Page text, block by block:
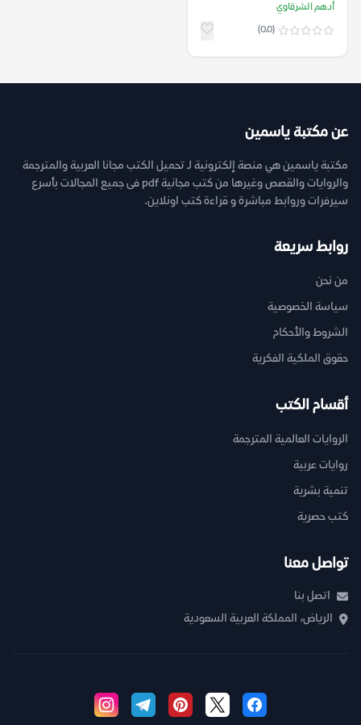
أدهم الشرقاوي
(0.0)
عن مكتبة ياسمين
مكتبة ياسمين هي منصة إلكترونية لـ تحميل الكتب مجانا العربية والمترجمة
والروايات والقصص وغيرها من كتب مجانية pdf فى جميع المجالات بأسرع
سيرفرات وروابط مباشرة و قراءة كتب اونلاين.
روابط سريعة
من نحن
سياسة الخصوصية
الشروط والأحكام
حقوق الملكية الفكرية
أقسام الكتب
الروايات العالمية المترجمة
روايات عربية
تنمية بشرية
كتب حصرية
تواصل معنا
اتصل بنا
الرياض، المملكة العربية السعودية